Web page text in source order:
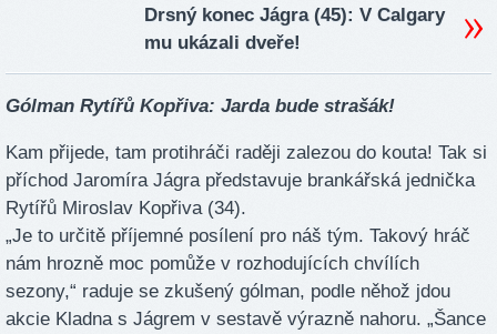
Drsný konec Jágra (45): V Calgary
mu ukázali dveře!
Gólman Rytířů Kopřiva: Jarda bude strašák!
Kam přijede, tam protihráči raději zalezou do kouta! Tak si
příchod Jaromíra Jágra představuje brankářská jednička
Rytířů Miroslav Kopřiva (34).
„Je to určitě příjemné posílení pro náš tým. Takový hráč
nám hrozně moc pomůže v rozhodujících chvílích
sezony,“ raduje se zkušený gólman, podle něhož jdou
akcie Kladna s Jágrem v sestavě výrazně nahoru. „Šance